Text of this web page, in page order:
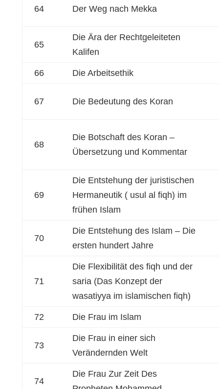
64 Der Weg nach Mekka
65
Die Ära der Rechtgeleiteten
Kalifen
66 Die Arbeitsethik
67 Die Bedeutung des Koran
68
Die Botschaft des Koran –
Übersetzung und Kommentar
69
Die Entstehung der juristischen
Hermaneutik ( usul al fiqh) im
frühen Islam
70
Die Entstehung des Islam – Die
ersten hundert Jahre
71
Die Flexibilität des fiqh und der
saria (Das Konzept der
wasatiyya im islamischen fiqh)
72 Die Frau im Islam
73
Die Frau in einer sich
Verändernden Welt
74
Die Frau Zur Zeit Des